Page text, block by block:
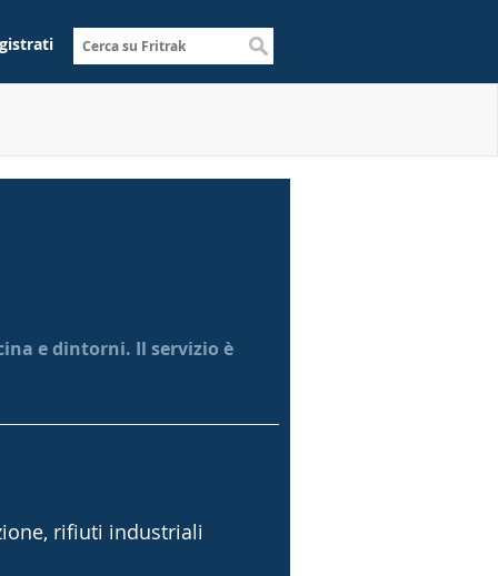
e dintorni. Il servizio è
rifiuti industriali